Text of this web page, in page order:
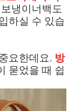
냉이너백도
하실 수 있습
요한데요. 방
묻었을 때 쉽